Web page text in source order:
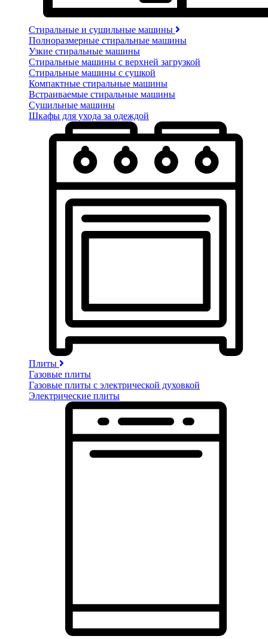
Стиральные и сушильные машины
Полноразмерные стиральные машины
Узкие стиральные машины
Стиральные машины с верхней загрузкой
Стиральные машины с сушкой
Компактные стиральные машины
Встраиваемые стиральные машины
Сушильные машины
Шкафы для ухода за одеждой
Плиты
Газовые плиты
Газовые плиты с электрической духовкой
Электрические плиты